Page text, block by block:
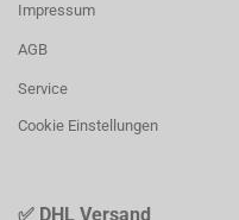
Impressum
AGB
Service
Cookie Einstellungen
✅ DHL Versand